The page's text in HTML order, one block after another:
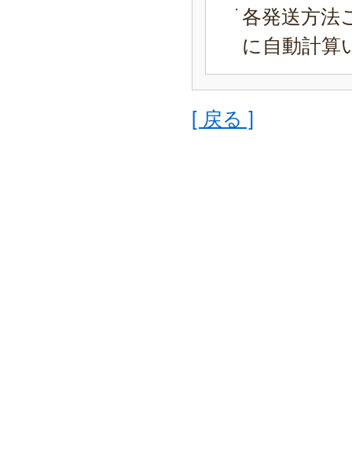
各発送方法
に自動計算
[ 戻る ]